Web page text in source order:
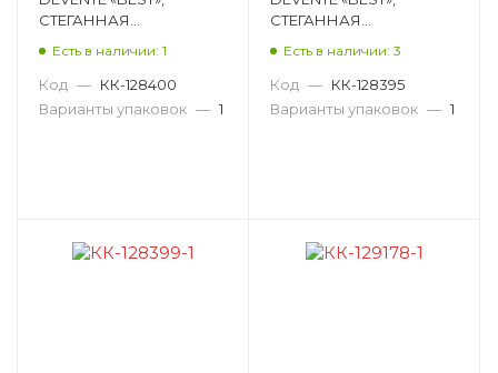
СТЕГАННАЯ
11,5Х16,5Х2 СМ 7034334
Есть в наличии: 1
Код — КК-128400
Варианты упаковок — 1
СТЕГАННАЯ
ФИОЛЕТОВЫЙ,
11,5Х16,5Х2 СМ 7034333
Есть в наличии: 3
Код — КК-128395
Варианты упаковок — 1